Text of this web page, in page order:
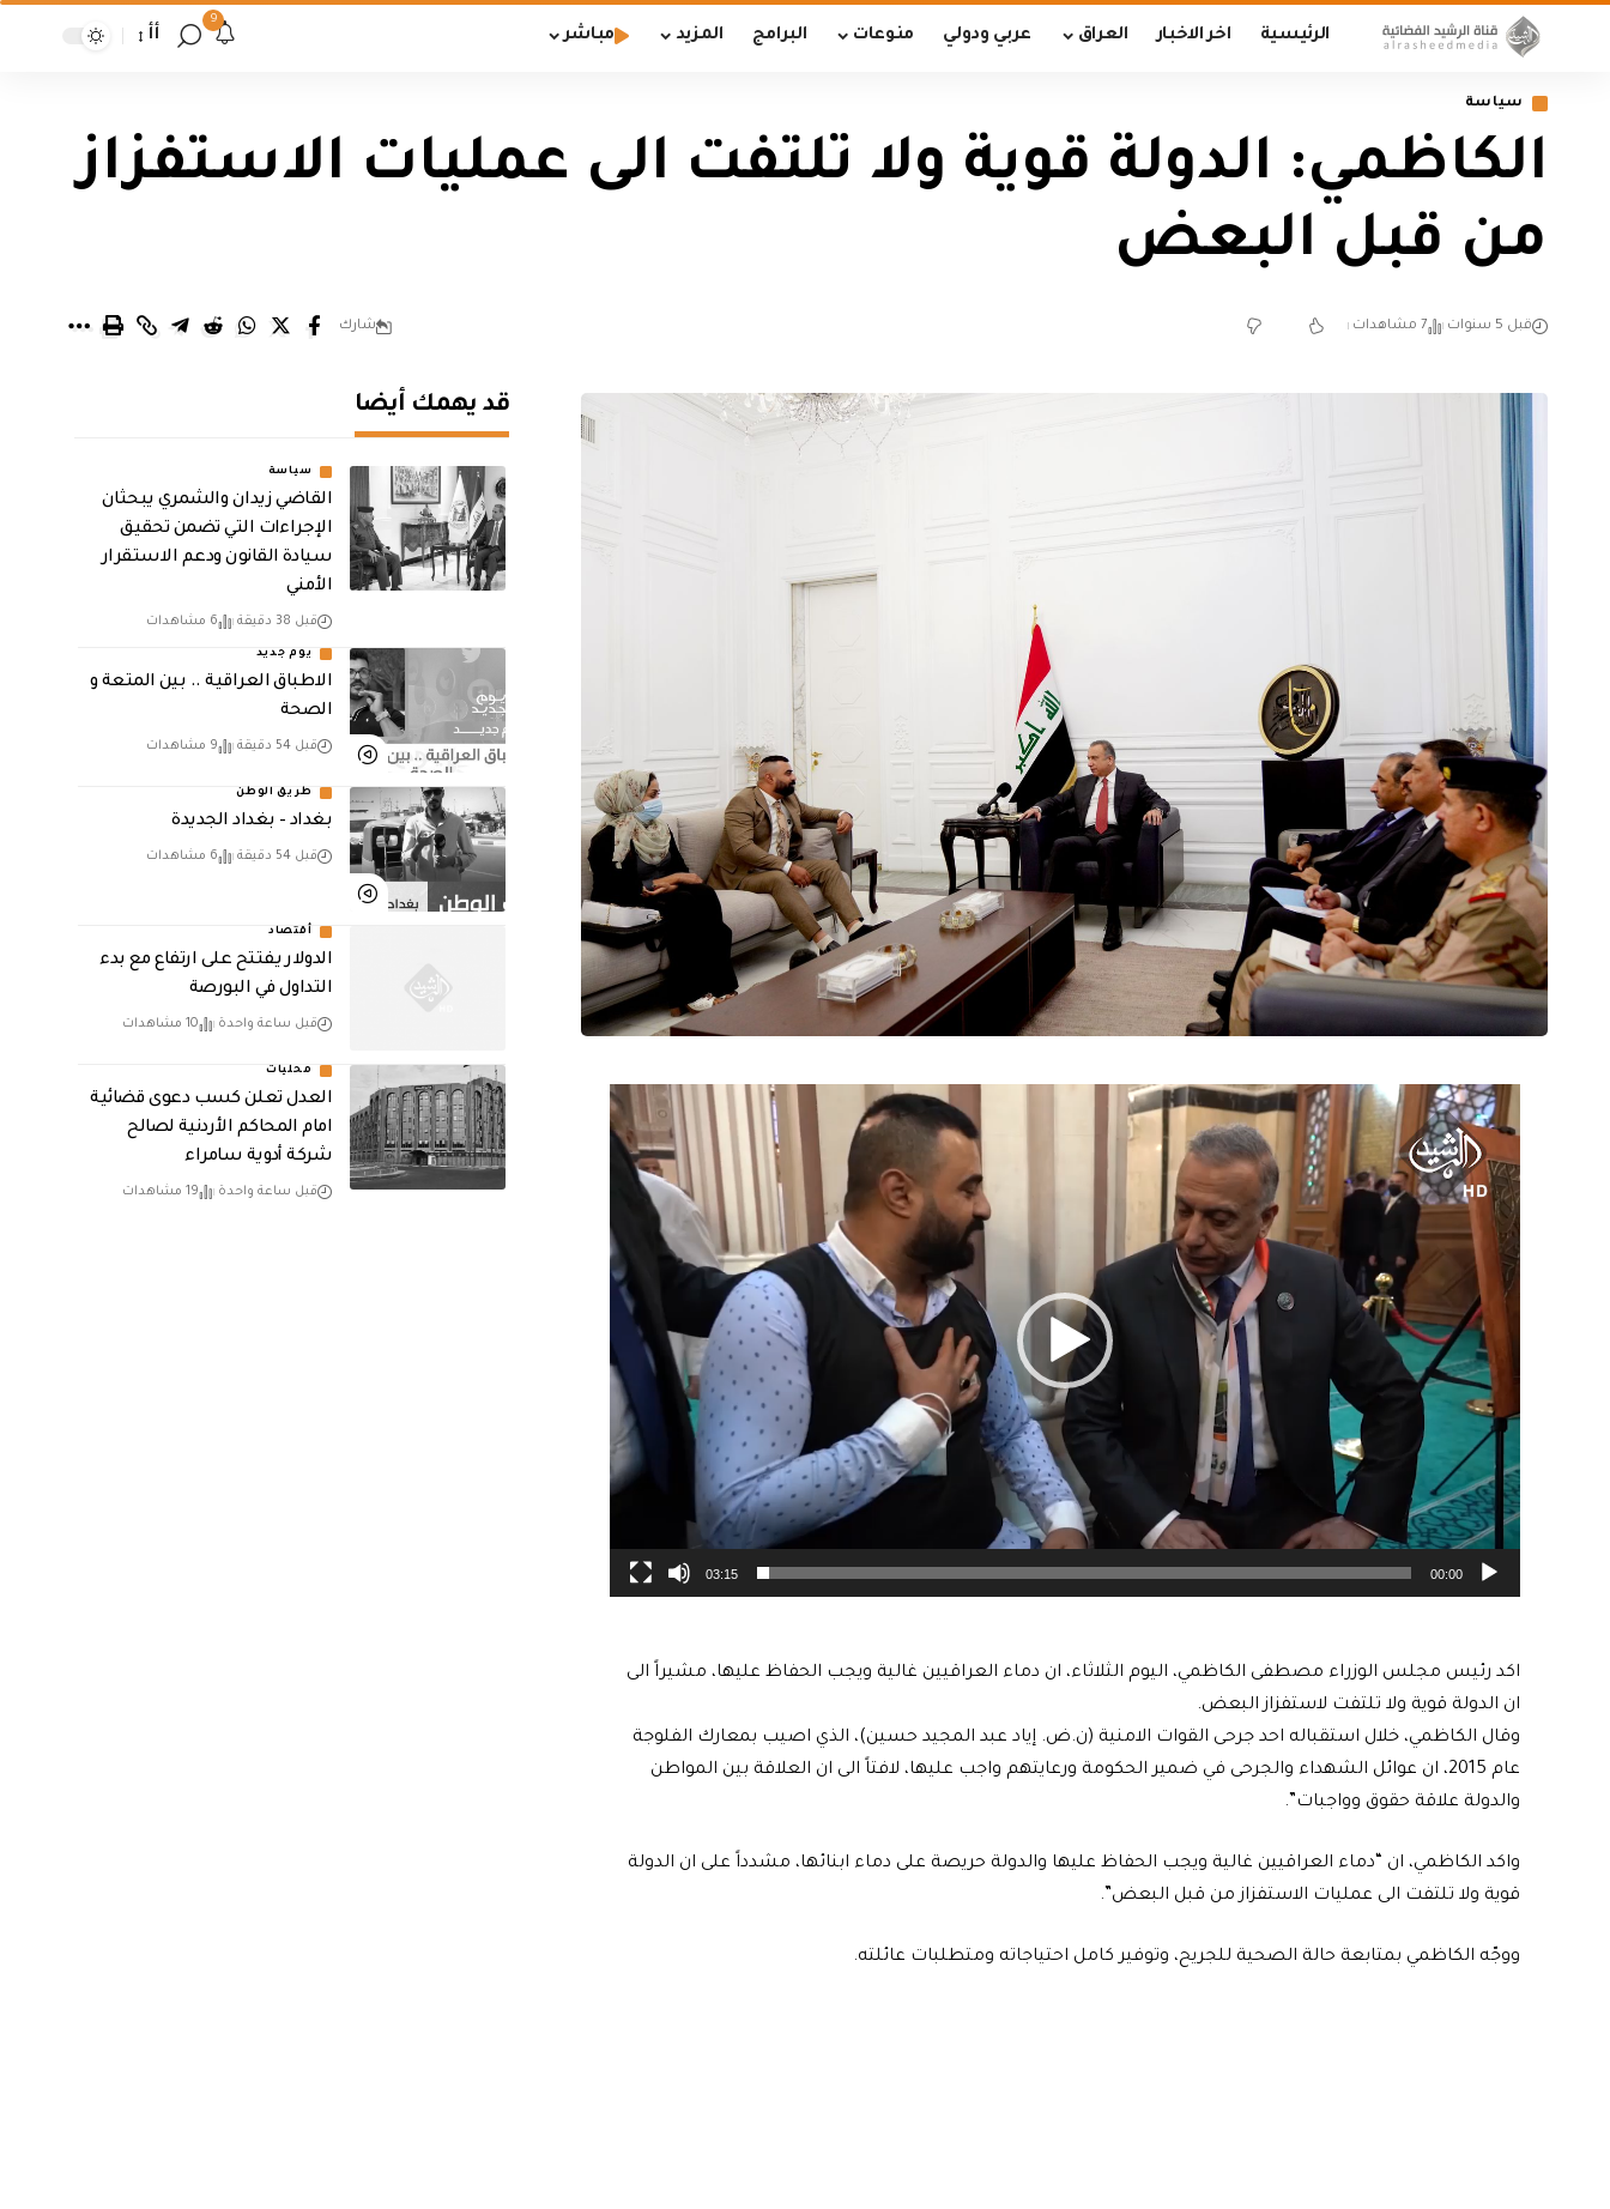
الرئيسية اخر الاخبار العراق عربي ودولي منوعات البرامج المزيد مباشر
9
أأ
سياسة
الكاظمي: الدولة قوية ولا تلتفت الى عمليات الاستفزاز
من قبل البعض
قبل 5 سنوات 7 مشاهدات شارك
مشغل
الفيديو
00:00
03:15
اكد رئيس مجلس الوزراء مصطفى الكاظمي، اليوم الثلاثاء، ان دماء العراقيين غالية ويجب الحفاظ عليها، مشيراً الى
ان الدولة قوية ولا تلتفت لاستفزاز البعض.
وقال الكاظمي، خلال استقباله احد جرحى القوات الامنية (ن.ض. إياد عبد المجيد حسين)، الذي اصيب بمعارك الفلوجة
عام 2015، ان عوائل الشهداء والجرحى في ضمير الحكومة ورعايتهم واجب عليها، لافتاً الى ان العلاقة بين المواطن
والدولة علاقة حقوق وواجبات”.
واكد الكاظمي، ان “دماء العراقيين غالية ويجب الحفاظ عليها والدولة حريصة على دماء ابنائها، مشدداً على ان الدولة
قوية ولا تلتفت الى عمليات الاستفزاز من قبل البعض”.
ووجّه الكاظمي بمتابعة حالة الصحية للجريح، وتوفير كامل احتياجاته ومتطلبات عائلته.
قد يهمك أيضا
سياسة
القاضي زيدان والشمري يبحثان
الإجراءات التي تضمن تحقيق
سيادة القانون ودعم الاستقرار
الأمني
قبل 38 دقيقة 6 مشاهدات
يوم جديد
الاطباق العراقية .. بين المتعة و
الصحة
قبل 54 دقيقة 9 مشاهدات
طريق الوطن
بغداد – بغداد الجديدة
قبل 54 دقيقة 6 مشاهدات
أقتصاد
الدولار يفتتح على ارتفاع مع بدء
التداول في البورصة
قبل ساعة واحدة 10 مشاهدات
محليات
العدل تعلن كسب دعوى قضائية
امام المحاكم الأردنية لصالح
شركة أدوية سامراء
قبل ساعة واحدة 19 مشاهدات